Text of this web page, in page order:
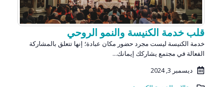
قلب خدمة الكنيسة والنمو الروحي
خدمة الكنيسة ليست مجرد حضور مكان عبادة؛ إنها تتعلق بالمشاركة
الفعالة في مجتمع يشاركك إيمانك...
ديسمبر 3, 2024